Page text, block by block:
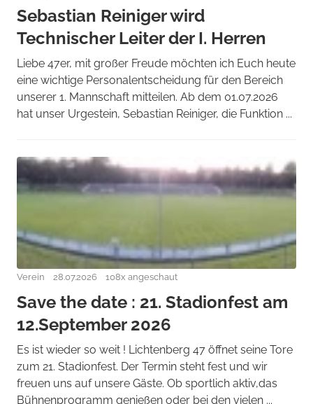
Sebastian Reiniger wird
Technischer Leiter der I. Herren
Liebe 47er, mit großer Freude möchten ich Euch heute
eine wichtige Personalentscheidung für den Bereich
unserer 1. Mannschaft mitteilen. Ab dem 01.07.2026
hat unser Urgestein, Sebastian Reiniger, die Funktion ...
Verein 28.07.2026 108x angeschaut
Save the date : 21. Stadionfest am
12.September 2026
Es ist wieder so weit ! Lichtenberg 47 öffnet seine Tore
zum 21. Stadionfest. Der Termin steht fest und wir
freuen uns auf unsere Gäste. Ob sportlich aktiv,das
Bühnenprogramm genießen oder bei den vielen ...